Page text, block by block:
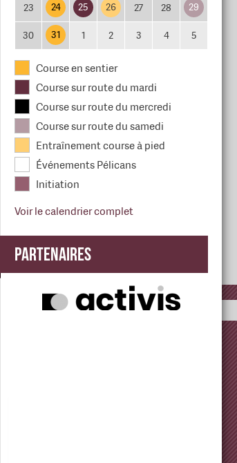
23 24 25 26 27 28 29
30 31 1 2 3 4 5
Course en sentier
Course sur route du mardi
Course sur route du mercredi
Course sur route du samedi
Entraînement course à pied
Événements Pélicans
Initiation
Voir le calendrier complet
Partenaires